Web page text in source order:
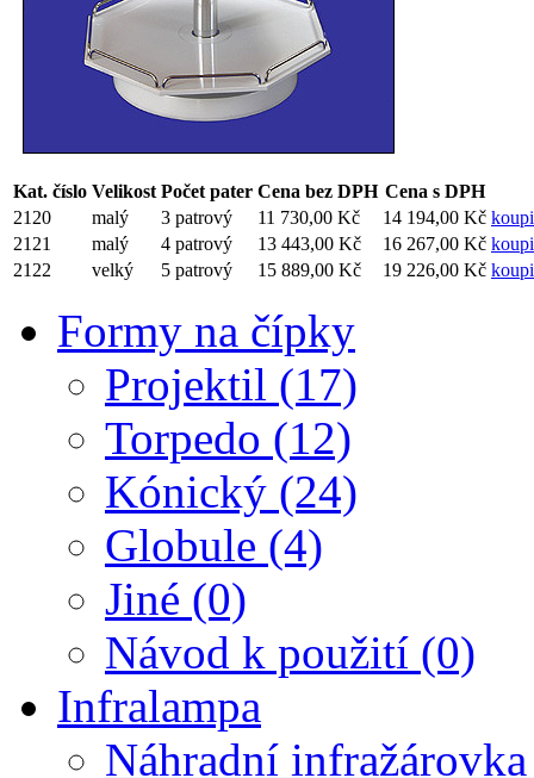
Kat. číslo Velikost Počet pater Cena bez DPH Cena s DPH
2120
malý 3 patrový 11 730,00 Kč 14 194,00 Kč
2121
malý 4 patrový 13 443,00 Kč 16 267,00 Kč
2122
velký 5 patrový 15 889,00 Kč 19 226,00 Kč
Formy na čípky
Projektil (17)
Torpedo (12)
Kónický (24)
Globule (4)
Jiné (0)
Návod k použití (0)
Infralampa
Náhradní